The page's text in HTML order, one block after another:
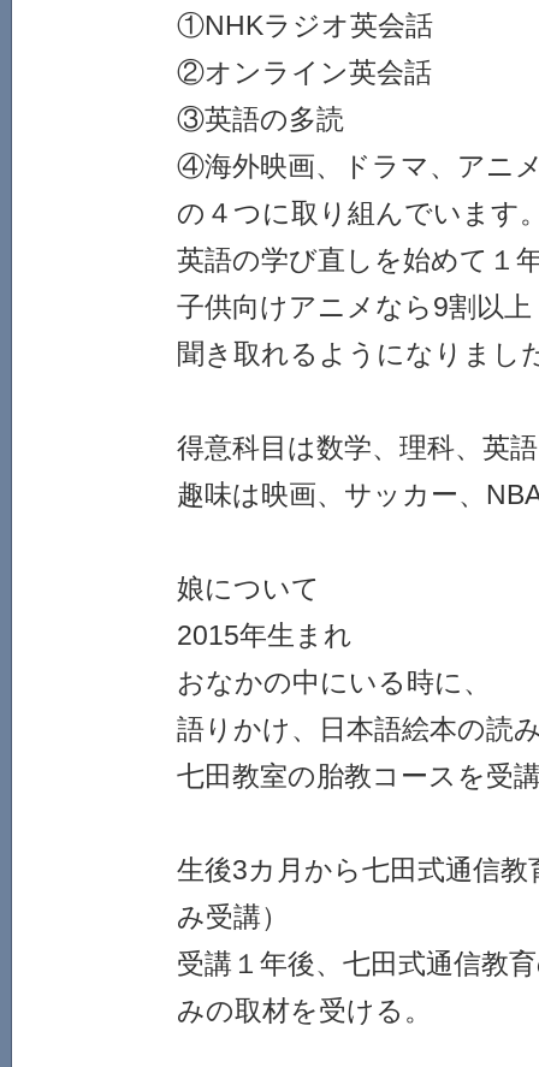
①NHKラジオ英会話
②オンライン英会話
③英語の多読
④海外映画、ドラマ、アニ
の４つに取り組んでいます
英語の学び直しを始めて１
子供向けアニメなら9割以上
聞き取れるようになりまし
得意科目は数学、理科、英語
趣味は映画、サッカー、
娘について
2015年生まれ
おなかの中にいる時に、
語りかけ、日本語絵本の読
七田教室の胎教コースを受
生後3カ月から七田式通信
み受講）
受講１年後、七田式通信教
みの取材を受ける。